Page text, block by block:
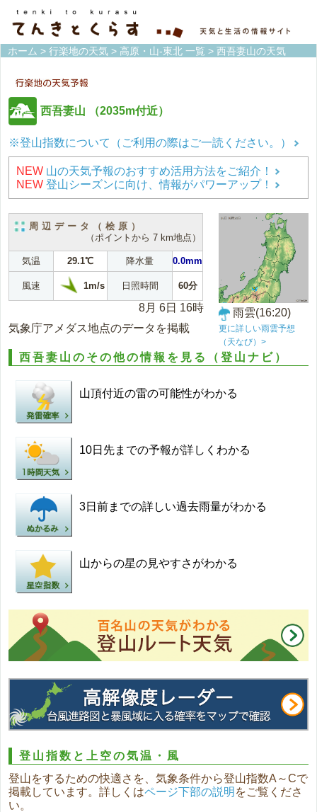
ホーム > 行楽地の天気 > 高原・山-東北 一覧 > 西吾妻山の天気
西吾妻山 （2035m付近）
※登山指数について（ご利用の際はご一読ください。）
NEW 山の天気予報のおすすめ活用方法をご紹介！
NEW 登山シーズンに向け、情報がパワーアップ！
周辺データ（桧原）
（ポイントから 7 km地点）
気温 29.1℃ 降水量 0.0mm
風速 1m/s 日照時間 60分
8月 6日 16時
気象庁アメダス地点のデータを掲載
雨雲(16:20)
更に詳しい雨雲予想
（天なび）>
西吾妻山のその他の情報を見る（登山ナビ）
山頂付近の雷の可能性がわかる
10日先までの予報が詳しくわかる
3日前までの詳しい過去雨量がわかる
山からの星の見やすさがわかる
登山指数と上空の気温・風
登山をするための快適さを、気象条件から登山指数A～Cで
掲載しています。詳しくはページ下部の説明 をご覧くださ
い。